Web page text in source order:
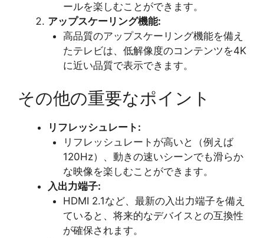
ールを楽しむことができます。
アップスケーリング機能:
高品質のアップスケーリング機能を備え
たテレビは、低解像度のコンテンツを4K
に近い品質で表示できます。
その他の重要なポイント
リフレッシュレート:
リフレッシュレートが高いと（例えば
120Hz）、動きの速いシーンでも滑らか
な映像を楽しむことができます。
入出力端子:
HDMI 2.1など、最新の入出力端子を備え
ていると、将来的なデバイスとの互換性
が確保されます。